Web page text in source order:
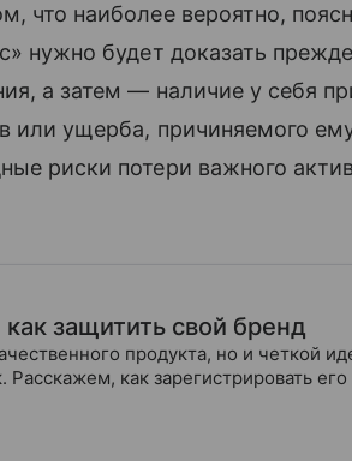
что наиболее вероятно,
нужно будет доказать
а затем — наличие у себя
или ущерба, причиняемого
риски потери важного
как защитить свой бренд
продукта, но и четкой
как зарегистрировать